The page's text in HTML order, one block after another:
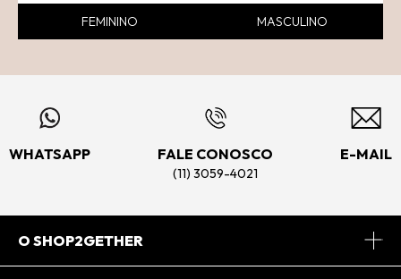
FEMININO MASCULINO
WHATSAPP FALE CONOSCO
(11) 3059-4021
E-MAIL
O SHOP2GETHER